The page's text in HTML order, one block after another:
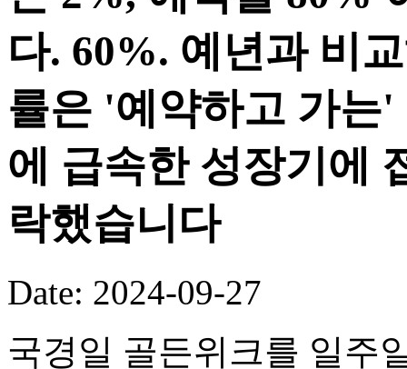
다. 60%. 예년과 비
률은 '예약하고 가는'
에 급속한 성장기에
락했습니다
Date: 2024-09-27
국경일 골든위크를 일주